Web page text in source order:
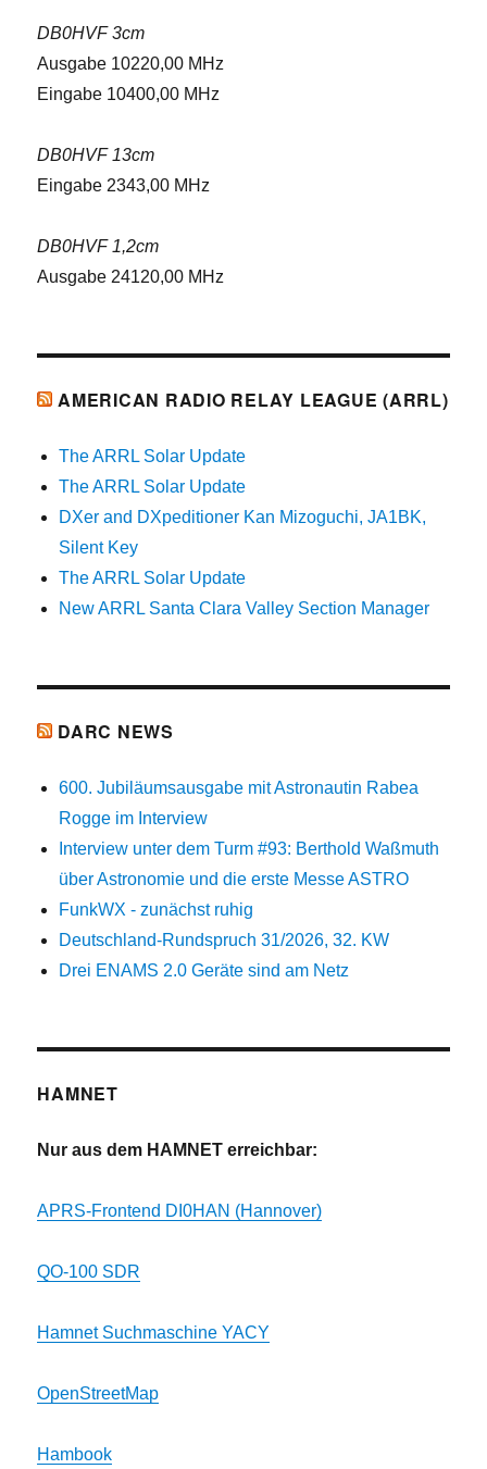
DB0HVF 3cm
Ausgabe 10220,00 MHz
Eingabe 10400,00 MHz
DB0HVF 13cm
Eingabe 2343,00 MHz
DB0HVF 1,2cm
Ausgabe 24120,00 MHz
AMERICAN RADIO RELAY LEAGUE (ARRL)
The ARRL Solar Update
The ARRL Solar Update
DXer and DXpeditioner Kan Mizoguchi, JA1BK,
Silent Key
The ARRL Solar Update
New ARRL Santa Clara Valley Section Manager
DARC NEWS
600. Jubiläumsausgabe mit Astronautin Rabea
Rogge im Interview
Interview unter dem Turm #93: Berthold Waßmuth
über Astronomie und die erste Messe ASTRO
FunkWX - zunächst ruhig
Deutschland-Rundspruch 31/2026, 32. KW
Drei ENAMS 2.0 Geräte sind am Netz
HAMNET
Nur aus dem HAMNET erreichbar:
APRS-Frontend DI0HAN (Hannover)
QO-100 SDR
Hamnet Suchmaschine YACY
OpenStreetMap
Hambook